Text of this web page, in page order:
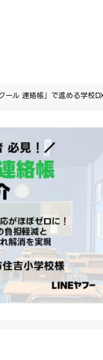
ール 連絡帳」で進める学校